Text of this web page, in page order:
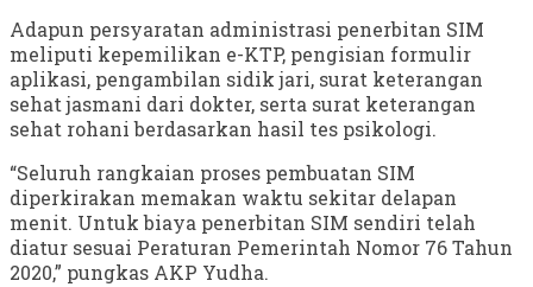
Adapun persyaratan administrasi penerbitan SIM
meliputi kepemilikan e-KTP, pengisian formulir
aplikasi, pengambilan sidik jari, surat keterangan
sehat jasmani dari dokter, serta surat keterangan
sehat rohani berdasarkan hasil tes psikologi.
“Seluruh rangkaian proses pembuatan SIM
diperkirakan memakan waktu sekitar delapan
menit. Untuk biaya penerbitan SIM sendiri telah
diatur sesuai Peraturan Pemerintah Nomor 76 Tahun
2020,” pungkas AKP Yudha.